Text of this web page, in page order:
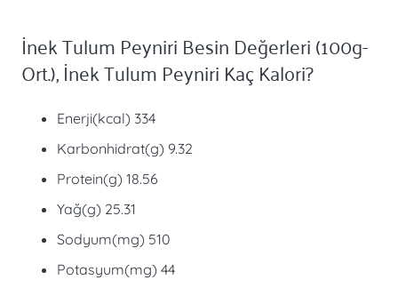
İnek Tulum Peyniri Besin Değerleri (100g-
Ort.), İnek Tulum Peyniri Kaç Kalori?
Enerji(kcal) 334
Karbonhidrat(g) 9.32
Protein(g) 18.56
Yağ(g) 25.31
Sodyum(mg) 510
Potasyum(mg) 44